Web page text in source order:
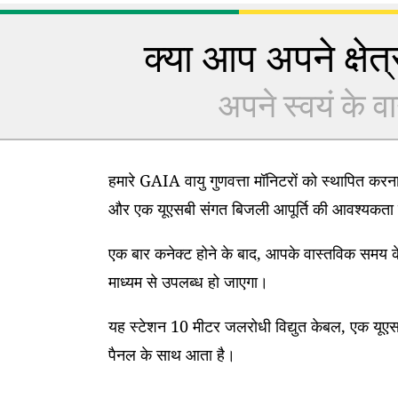
क्या आप अपने
अपने स्वयं के
हमारे GAIA वायु गुणवत्ता मॉनिटरों को स्थापित
और एक यूएसबी संगत बिजली आपूर्ति की
एक बार कनेक्ट होने के बाद, आपके वास्तविक समय
माध्यम से उपलब्ध हो जाएगा।
यह स्टेशन 10 मीटर जलरोधी विद्युत केबल, एक
पैनल के साथ आता है।